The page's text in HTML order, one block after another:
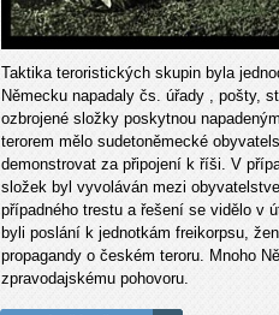
Taktika teroristických skupin byla
Německu napadaly čs. úřady , pošty,
ozbrojené složky poskytnou
terorem mělo sudetoněmecké
demonstrovat za připojení k říši. V
složek byl vyvoláván mezi
případného trestu a řešení se vidělo v
byli poslání k jednotkám freikorpsu,
propagandy o českém teroru. Mnoho
zpravodajskému pohovoru.